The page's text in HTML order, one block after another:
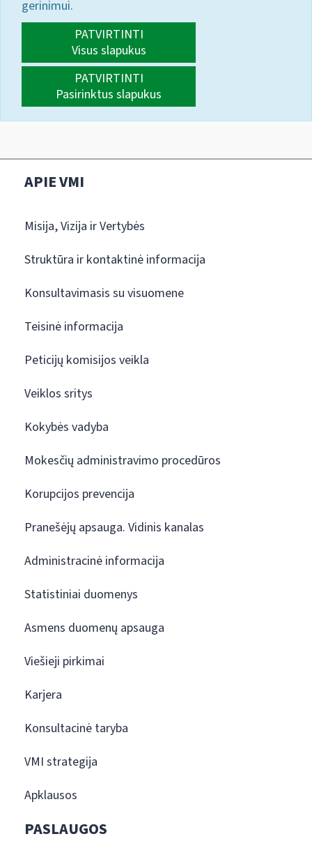
gerinimui.
PATVIRTINTI
Visus slapukus
PATVIRTINTI
Pasirinktus slapukus
APIE VMI
Misija, Vizija ir Vertybės
Struktūra ir kontaktinė informacija
Konsultavimasis su visuomene
Teisinė informacija
Peticijų komisijos veikla
Veiklos sritys
Kokybės vadyba
Mokesčių administravimo procedūros
Korupcijos prevencija
Pranešėjų apsauga. Vidinis kanalas
Administracinė informacija
Statistiniai duomenys
Asmens duomenų apsauga
Viešieji pirkimai
Karjera
Konsultacinė taryba
VMI strategija
Apklausos
PASLAUGOS